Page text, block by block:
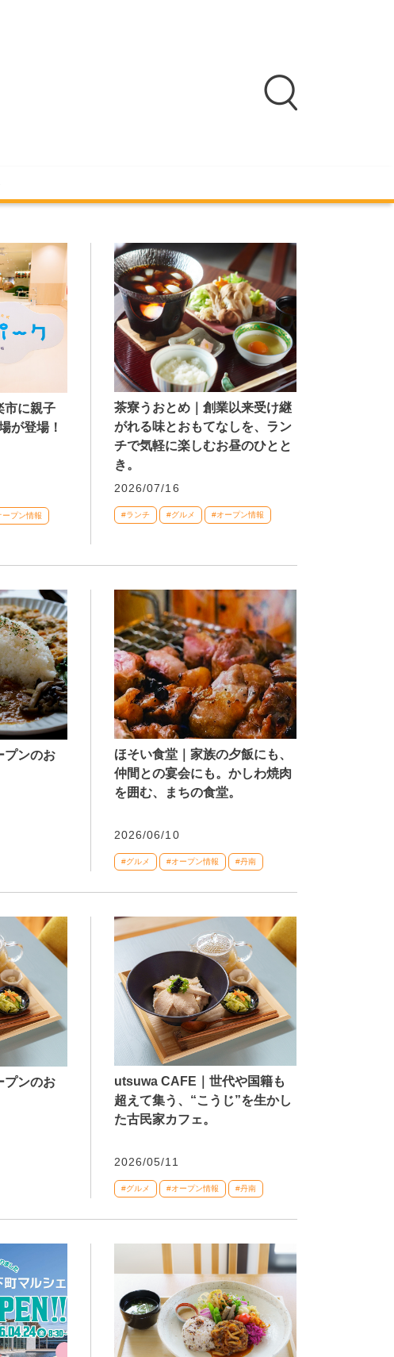
市に親子
が登場！
ープン情報
茶寮うおとめ｜創業以来受け継
がれる味とおもてなしを、ラン
チで気軽に楽しむお昼のひとと
き。
2026/07/16
#ランチ #グルメ #オープン情報
プンのお
ほそい食堂｜家族の夕飯にも、
仲間との宴会にも。かしわ焼肉
を囲む、まちの食堂。
2026/06/10
#グルメ #オープン情報 #丹南
プンのお
utsuwa CAFE｜世代や国籍も
超えて集う、“こうじ”を生かし
た古民家カフェ。
2026/05/11
#グルメ #オープン情報 #丹南